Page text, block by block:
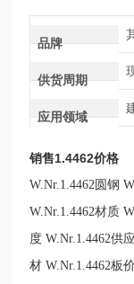
品牌
供货周期
应用领域
销售1.4462价格
W.Nr.1.4462圆钢
W.Nr.1.4462材质
度 W.Nr.1.4462供
材 W.Nr.1.4462板